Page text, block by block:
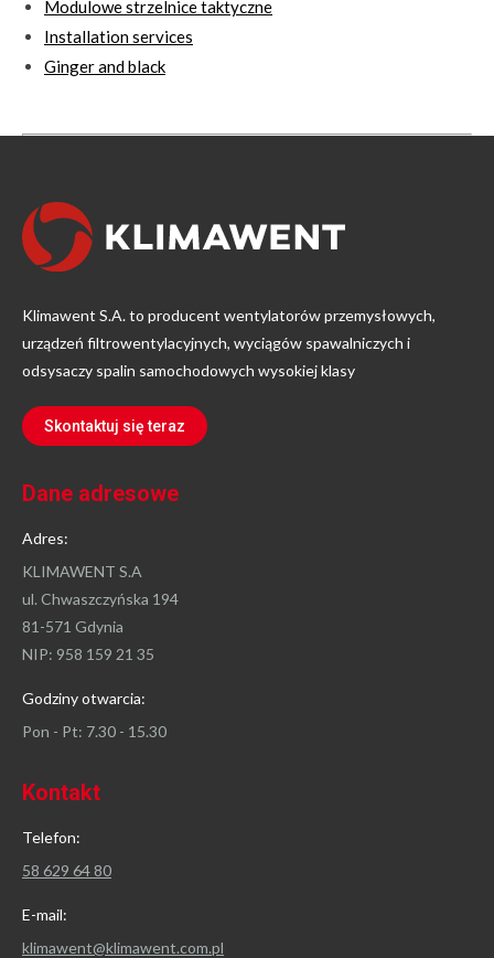
Modulowe strzelnice taktyczne
Installation services
Ginger and black
Klimawent S.A. to producent wentylatorów przemysłowych,
urządzeń filtrowentylacyjnych, wyciągów spawalniczych i
odsysaczy spalin samochodowych wysokiej klasy
Skontaktuj się teraz
Dane adresowe
Adres:
KLIMAWENT S.A
ul. Chwaszczyńska 194
81-571 Gdynia
NIP: 958 159 21 35
Godziny otwarcia:
Pon - Pt: 7.30 - 15.30
Kontakt
Telefon:
58 629 64 80
E-mail:
klimawent@klimawent.com.pl